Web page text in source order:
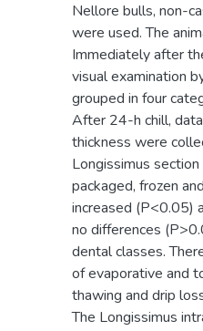
Nellore bulls, non-
were used. The
Immediately after
visual examination
grouped in four
After 24-h chill,
thickness were
Longissimus
packaged, frozen
increased (P<0.05)
no differences
dental classes.
of evaporative and
thawing and drip
The Longissimus